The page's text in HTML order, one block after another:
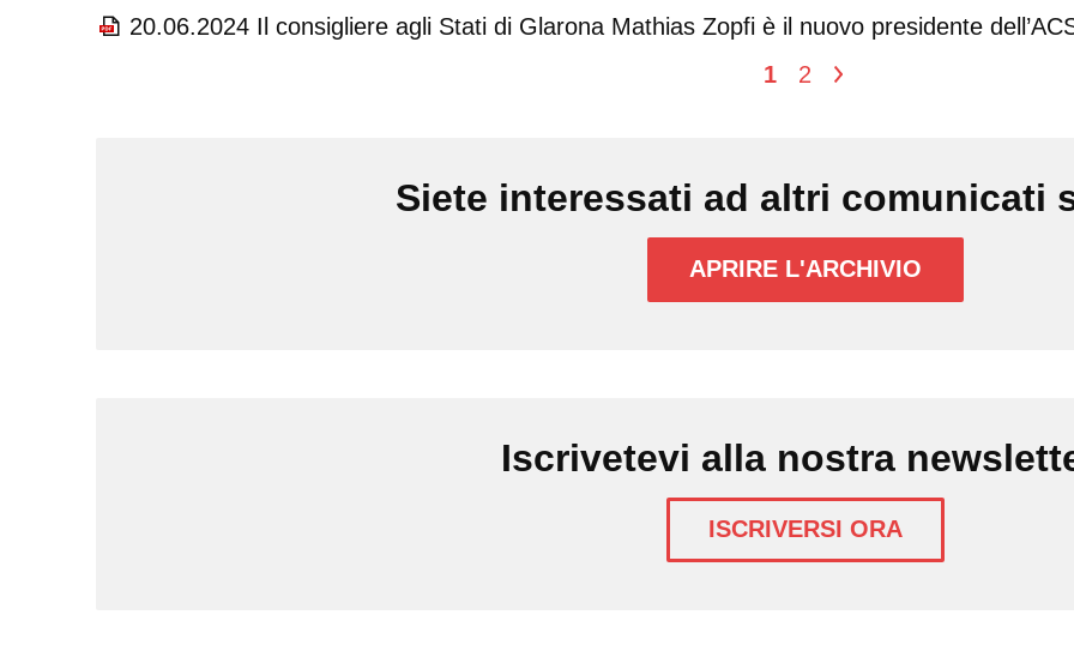
20.06.2024 Il consigliere agli Stati di Glarona Mathias Zopfi è il nuovo presidente
1
2 >
Siete interessati ad altri comunicati
APRIRE L'ARCHIVIO
Iscrivetevi alla nostra
ISCRIVERSI ORA